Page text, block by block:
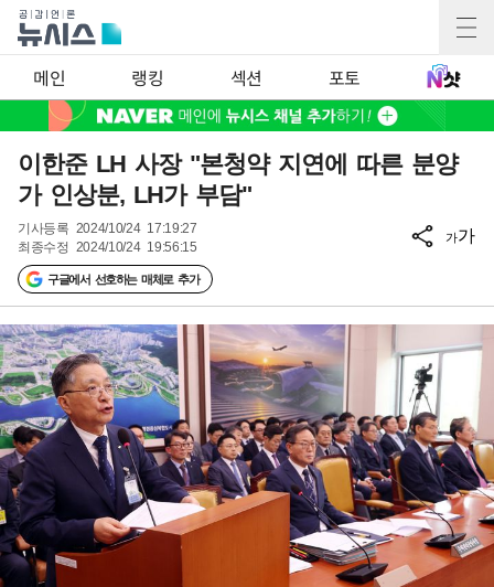
메인 랭킹 섹션 포토
이한준 LH 사장 "본청약 지연에 따른 분양
가 인상분, LH가 부담"
기사등록 2024/10/24 17:19:27
최종수정 2024/10/24 19:56:15
구글에서 선호하는 매체로 추가
가가